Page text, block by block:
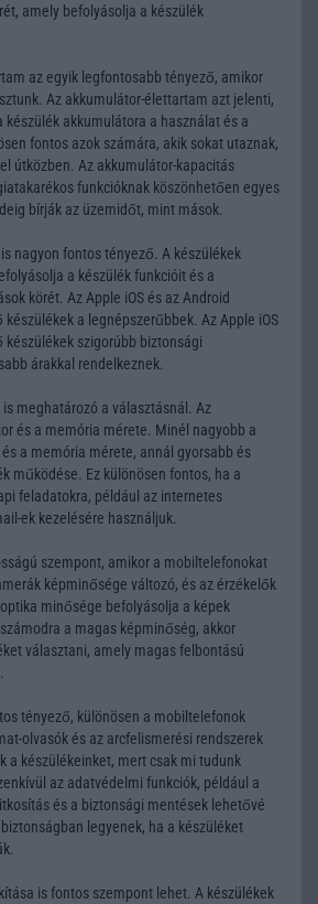
amely befolyásolja a készülék
az egyik legfontosabb tényező, amikor
Az akkumulátor-élettartam azt jelenti,
akkumulátora a használat és a
fontos azok számára, akik sokat utaznak,
útközben. Az akkumulátor-kapacitás
funkcióknak köszönhetően egyes
bírják az üzemidőt, mint mások.
nagyon fontos tényező. A készülékek
a készülék funkcióit és a
körét. Az Apple iOS és az Android
a legnépszerűbbek. Az Apple iOS
készülékek szigorúbb biztonsági
árakkal rendelkeznek.
meghatározó a választásnál. Az
és a memória mérete. Minél nagyobb a
a memória mérete, annál gyorsabb és
működése. Ez különösen fontos, ha a
feladatokra, például az internetes
ek kezelésére használjuk.
szempont, amikor a mobiltelefonokat
képminősége változó, és az érzékelők
minősége befolyásolja a képek
a magas képminőség, akkor
választani, amely magas felbontású
tényező, különösen a mobiltelefonok
olvasók és az arcfelismerési rendszerek
a készülékeinket, mert csak mi tudunk
az adatvédelmi funkciók, például a
és a biztonsági mentések lehetővé
legyenek, ha a készüléket
is fontos szempont lehet. A készülékek